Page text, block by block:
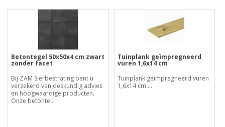
Betontegel 50x50x4 cm zwart
zonder facet
Bij ZAM Sierbestrating bent u
verzekerd van deskundig advies
en hoogwaardige producten.
Onze betonte..
Tuinplank geïmpregneerd
vuren 1,6x14 cm
Tuinplank geïmpregneerd vuren
1,6x14 cm....